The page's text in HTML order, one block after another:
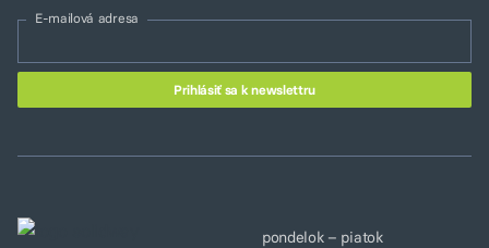
E-mailová adresa
pondelok – piatok